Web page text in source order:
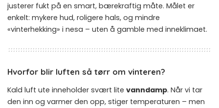
justerer fukt på en smart, bærekraftig måte. Målet er
enkelt: mykere hud, roligere hals, og mindre
«vinterhekking» i nesa – uten å gamble med inneklimaet.
Hvorfor blir luften så tørr om vinteren?
Kald luft ute inneholder svært lite vanndamp. Når vi tar
den inn og varmer den opp, stiger temperaturen – men